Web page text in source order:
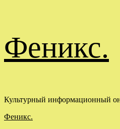
к
содержимому
Феникс.
Культурный информационный
Основное
Феникс.